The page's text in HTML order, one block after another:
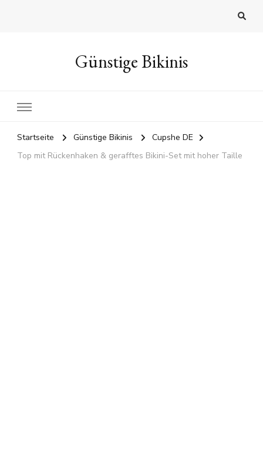
Günstige Bikinis
Startseite Günstige Bikinis
Cupshe DE
Top mit Rückenhaken & gerafftes Bikini-Set mit hoher Taille